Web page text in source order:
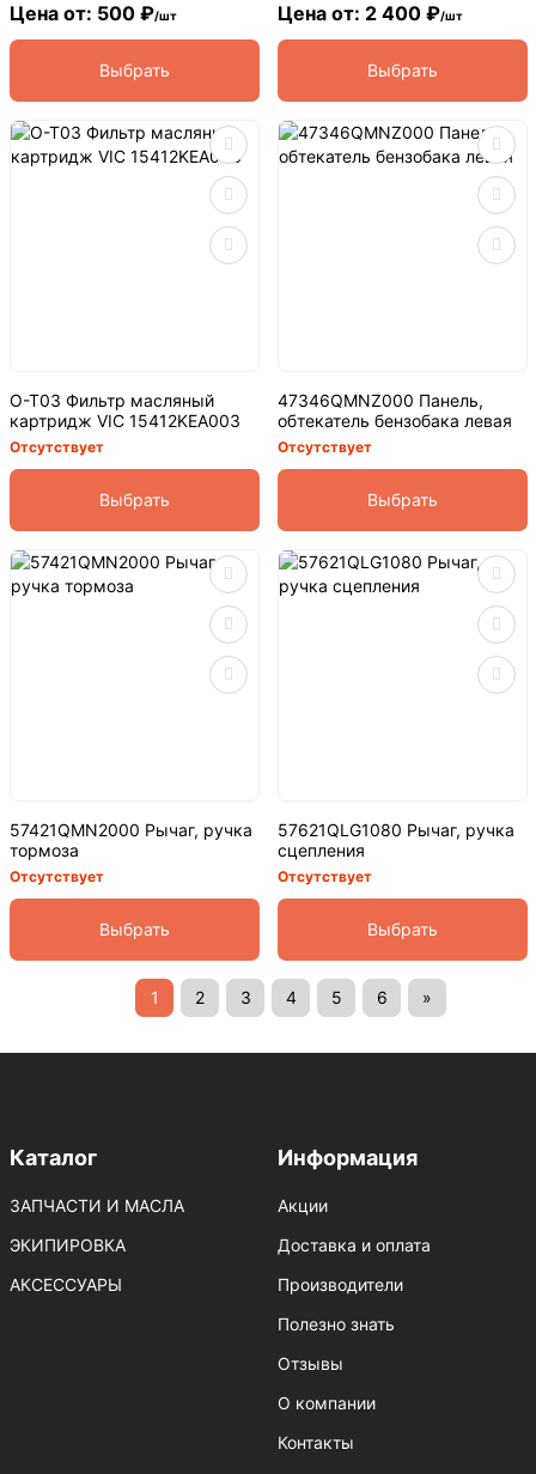
Цена от: 500 ₽/шт
Выбрать
Цена от: 2 400 ₽/шт
Выбрать
O-T03 Фильтр масляный
картридж VIC 15412KEA003
Отсутствует
Выбрать
47346QMNZ000 Панель,
обтекатель бензобака левая
Отсутствует
Выбрать
57421QMN2000 Рычаг, ручка
тормоза
Отсутствует
Выбрать
57621QLG1080 Рычаг, ручка
сцепления
Отсутствует
Выбрать
1 2 3 4 5 6 »
Каталог
ЗАПЧАСТИ И МАСЛА
ЭКИПИРОВКА
АКСЕССУАРЫ
Информация
Акции
Доставка и оплата
Производители
Полезно знать
Отзывы
О компании
Контакты